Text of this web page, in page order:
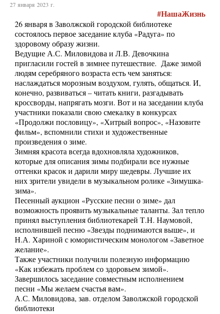
27 января 2023 г.
#НашаЖизнь
26 января в Заволжской городской библиотеке
состоялось первое заседание клуба «Радуга» по
здоровому образу жизни.
Ведущие А.С. Миловидова и Л.В. Девочкина
пригласили гостей в зимнее путешествие. Даже зимой
людям серебряного возраста есть чем заняться:
наслаждаться морозным воздухом, гулять, общаться. И,
конечно, развиваться – читать книги, разгадывать
кроссворды, напрягать мозги. Вот и на заседании клуба
участники показали свою смекалку в конкурсах
«Продолжи пословицу», «Хитрый вопрос», «Назовите
фильм», вспомнили стихи и художественные
произведения о зиме.
Зимняя красота всегда вдохновляла художников,
которые для описания зимы подбирали все нужные
оттенки красок и дарили миру шедевры. Лучшие их
них зрители увидели в музыкальном ролике «Зимушка-
зима».
Песенный аукцион «Русские песни о зиме» дал
возможность проявить музыкальные таланты. Зал тепло
принял выступления библиотекарей Т.Н. Наумовой,
исполнившей песню «Звезды поднимаются выше», и
Н.А. Хариной с юмористическим монологом «Заветное
желание».
Также участники получили полезную информацию
«Как избежать проблем со здоровьем зимой».
Завершилось заседание совместным исполнением
песни «Мы желаем счастья вам».
А.С. Миловидова, зав. отделом Заволжской городской
библиотеки